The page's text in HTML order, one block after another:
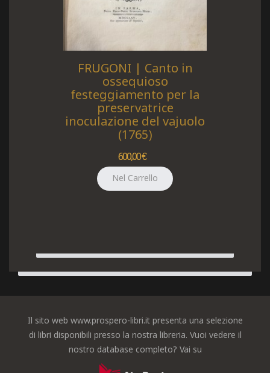
FRUGONI | Canto in
ossequioso
festeggiamento per la
preservatrice
inoculazione del vajuolo
(1765)
600,00 €
Il sito web www.prospero-libri.it presenta una selezione
di libri disponibili presso la nostra libreria. Vuoi vedere il
nostro database completo? Vai su